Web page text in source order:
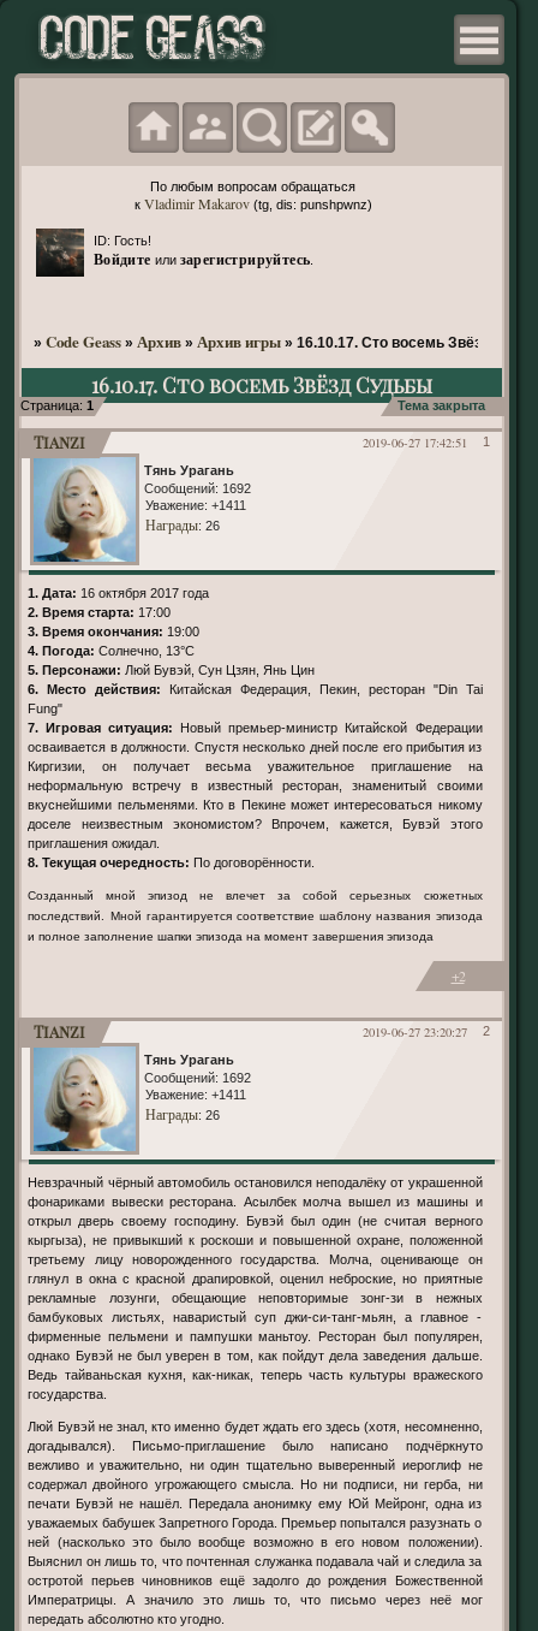
По любым вопросам обращаться
к Vladimir Makarov(tg, dis: punshpwnz)
ID: Гость!
Войдите или зарегистрируйтесь
» Code Geass » Архив » Архив игры » 16.10.17. Сто восемь Звёзд
16.10.17. Сто восемь Звёзд Судьбы
Страница: 1 Тема закрыта
1
2019-06-27 17:42:51
Tianzi
Тянь Урагань
Сообщений: 1692
Уважение: +1411
Награды: 26
1. Дата: 16 октября 2017 года
2. Время старта: 17:00
3. Время окончания: 19:00
4. Погода: Солнечно, 13°С
5. Персонажи: Люй Бувэй, Сун Цзян, Янь Цин
6. Место действия: Китайская Федерация, Пекин, ресторан "Din Tai
Fung"
7. Игровая ситуация:
Новый премьер-министр Китайской Федерации
осваивается в должности. Спустя несколько дней после его прибытия из
Киргизии, он получает весьма уважительное приглашение на
неформальную встречу в известный ресторан, знаменитый своими
вкуснейшими пельменями. Кто в Пекине может интересоваться никому
доселе неизвестным экономистом? Впрочем, кажется, Бувэй этого
приглашения ожидал.
8. Текущая очередность: По договорённости.
Созданный мной эпизод не влечет за собой серьезных сюжетных
последствий. Мной гарантируется соответствие шаблону названия эпизода
и полное заполнение шапки эпизода на момент завершения эпизода
+2
2
2019-06-27 23:20:27
Tianzi
Тянь Урагань
Сообщений: 1692
Уважение: +1411
Награды: 26
Невзрачный чёрный автомобиль остановился неподалёку от украшенной
фонариками вывески ресторана. Асылбек молча вышел из машины и
открыл дверь своему господину. Бувэй был один (не считая верного
кыргыза), не привыкший к роскоши и повышенной охране, положенной
третьему лицу новорожденного государства. Молча, оценивающе он
глянул в окна с красной драпировкой, оценил неброские, но приятные
рекламные лозунги, обещающие неповторимые зонг-зи в нежных
бамбуковых листьях, наваристый суп джи-си-танг-мьян, а главное -
фирменные пельмени и пампушки маньтоу. Ресторан был популярен,
однако Бувэй не был уверен в том, как пойдут дела заведения дальше.
Ведь тайваньская кухня, как-никак, теперь часть культуры вражеского
государства.
Люй Бувэй не знал, кто именно будет ждать его здесь (хотя, несомненно,
догадывался). Письмо-приглашение было написано подчёркнуто
вежливо и уважительно, ни один тщательно выверенный иероглиф не
содержал двойного угрожающего смысла. Но ни подписи, ни герба, ни
печати Бувэй не нашёл. Передала анонимку ему Юй Мейронг, одна из
уважаемых бабушек Запретного Города. Премьер попытался разузнать о
ней (насколько это было вообще возможно в его новом положении).
Выяснил он лишь то, что почтенная служанка подавала чай и следила за
остротой перьев чиновников ещё задолго до рождения Божественной
Императрицы. А значило это лишь то, что письмо через неё мог
передать абсолютно кто угодно.